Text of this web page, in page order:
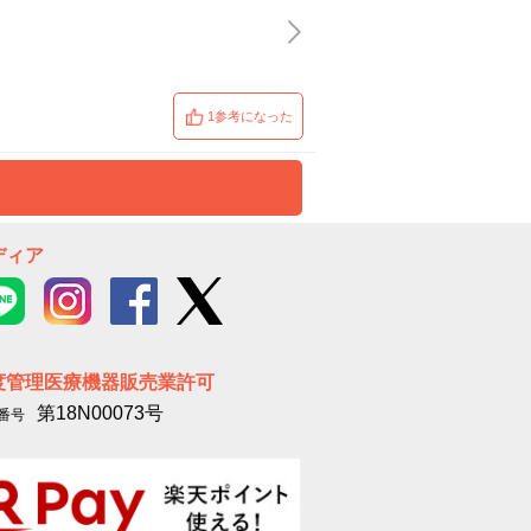
1参考になった
ィア
管理医療機器販売業許可
号 第18N00073号